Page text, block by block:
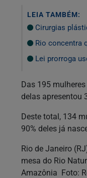
LEIA TAMBÉM:
Cirurgias
Rio concentra
Lei prorroga
Das 195
delas apresentou
Deste total, 134
90% deles já
Rio de Janeiro
mesa do Rio
Amazônia Foto: